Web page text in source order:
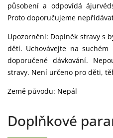
působení a odpovídá
Proto doporučujeme
Upozornění: Doplněk stravy s
dětí. Uchovávejte na suchém
doporučené dávkování.
stravy. Není určeno pro děti,
Země původu: Nepál
Doplňkové